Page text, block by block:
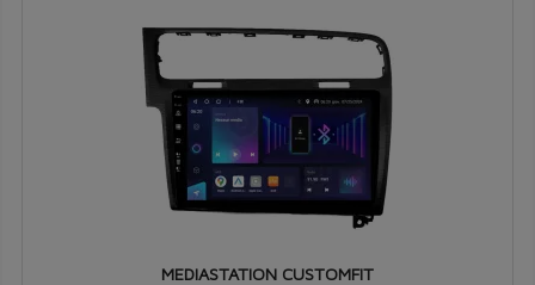
MEDIASTATION CUSTOMFIT